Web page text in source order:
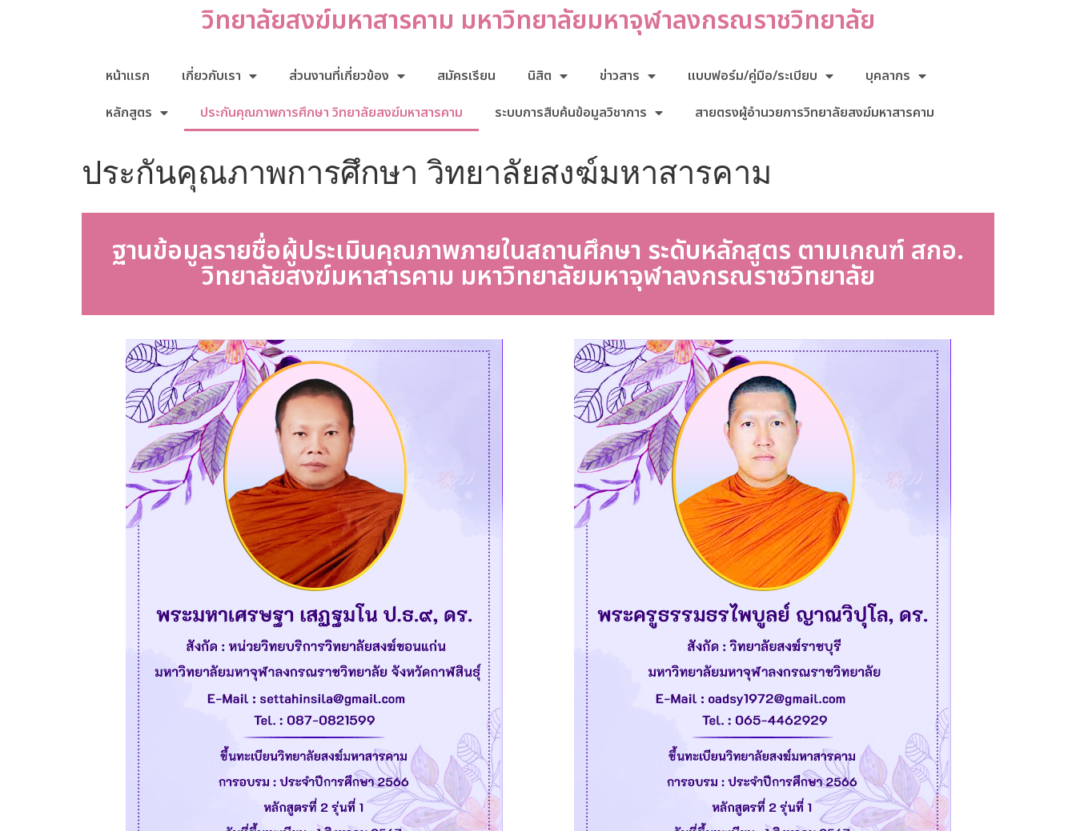
วิทยาลัยสงฆ์มหาสารคาม มหาวิทยาลัยมหาจุฬาลงกรณราชวิทยาลัย
หน้าแรก เกี่ยวกับเรา ส่วนงานที่เกี่ยวข้อง สมัครเรียน นิสิต ข่าวสาร แบบฟอร์ม/คู่มือ/ระเบียบ
บุคลากร
หลักสูตร
ประกันคุณภาพการศึกษา วิทยาลัยสงฆ์มหาสารคาม ระบบการสืบค้นข้อมูลวิชาการ สายตรงผู้อำนวยการวิทยาลัยสงฆ์มหาสารคาม
ประกันคุณภาพการศึกษา วิทยาลัยสงฆ์มหาสารคาม
ฐานข้อมูลรายชื่อผู้ประเมินคุณภาพภายในสถานศึกษา ระดับหลักสูตร ตามเกณฑ์ สกอ.
วิทยาลัยสงฆ์มหาสารคาม มหาวิทยาลัยมหาจุฬาลงกรณราชวิทยาลัย